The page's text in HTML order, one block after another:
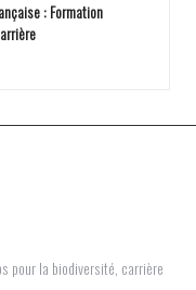
: Formation
pour la biodiversité, carrière